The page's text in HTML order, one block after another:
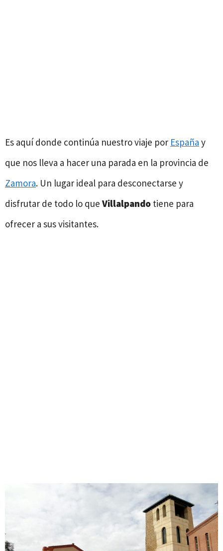
Es aquí donde continúa nuestro viaje por España y
que nos lleva a hacer una parada en la provincia de
Zamora. Un lugar ideal para desconectarse y
disfrutar de todo lo que Villalpando tiene para
ofrecer a sus visitantes.